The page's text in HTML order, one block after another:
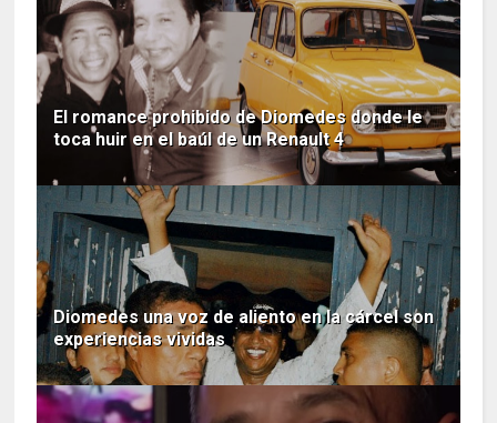
El romance prohibido de Diomedes donde le
toca huir en el baúl de un Renault 4
Diomedes una voz de aliento en la cárcel son
experiencias vividas